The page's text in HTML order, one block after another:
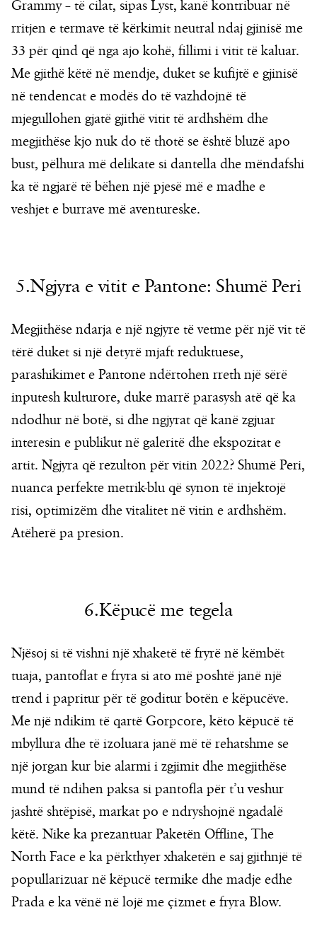
Grammy – të cilat, sipas Lyst, kanë kontribuar në
rritjen e termave të kërkimit neutral ndaj gjinisë me
33 për qind që nga ajo kohë, fillimi i vitit të kaluar.
Me gjithë këtë në mendje, duket se kufijtë e gjinisë
në tendencat e modës do të vazhdojnë të
mjegullohen gjatë gjithë vitit të ardhshëm dhe
megjithëse kjo nuk do të thotë se është bluzë apo
bust, pëlhura më delikate si dantella dhe mëndafshi
ka të ngjarë të bëhen një pjesë më e madhe e
veshjet e burrave më aventureske.
5.Ngjyra e vitit e Pantone: Shumë Peri
Megjithëse ndarja e një ngjyre të vetme për një vit të
tërë duket si një detyrë mjaft reduktuese,
parashikimet e Pantone ndërtohen rreth një sërë
inputesh kulturore, duke marrë parasysh atë që ka
ndodhur në botë, si dhe ngjyrat që kanë zgjuar
interesin e publikut në galeritë dhe ekspozitat e
artit. Ngjyra që rezulton për vitin 2022? Shumë Peri,
nuanca perfekte metrik-blu që synon të injektojë
risi, optimizëm dhe vitalitet në vitin e ardhshëm.
Atëherë pa presion.
6.Këpucë me tegela
Njësoj si të vishni një xhaketë të fryrë në këmbët
tuaja, pantoflat e fryra si ato më poshtë janë një
trend i papritur për të goditur botën e këpucëve.
Me një ndikim të qartë Gorpcore, këto këpucë të
mbyllura dhe të izoluara janë më të rehatshme se
një jorgan kur bie alarmi i zgjimit dhe megjithëse
mund të ndihen paksa si pantofla për t’u veshur
jashtë shtëpisë, markat po e ndryshojnë ngadalë
këtë. Nike ka prezantuar Paketën Offline, The
North Face e ka përkthyer xhaketën e saj gjithnjë të
popullarizuar në këpucë termike dhe madje edhe
Prada e ka vënë në lojë me çizmet e fryra Blow.